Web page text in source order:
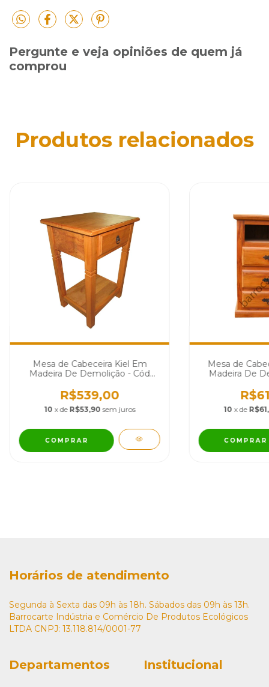
Pergunte e veja opiniões de quem já
comprou
Produtos relacionados
Mesa de Cabeceira Kiel Em
Madeira De Demolição - Cód
R$539,00
10 x de R$53,90 sem juros
COMPRAR
Mesa de
Madeira De
10 x de
COMPRAR
Horários de atendimento
Segunda à Sexta das 09h às 18h. Sábados das 09h às 13h.
Barrocarte Indústria e Comércio De Produtos Ecológicos
LTDA CNPJ: 13.118.814/0001-77
Departamentos Institucional